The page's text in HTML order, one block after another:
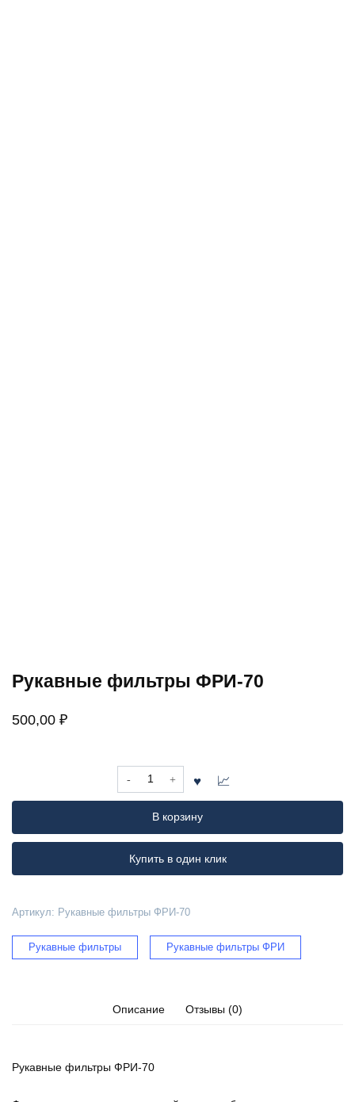
Рукавные фильтры ФРИ-70
500,00 ₽
Количество
товара
фильтры
ФРИ-70
В корзину
Купить в один клик
Артикул: Рукавные фильтры ФРИ-70
Рукавные фильтры Рукавные фильтры ФРИ
Описание Отзывы (0)
Рукавные фильтры ФРИ-70